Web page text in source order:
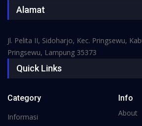
Alamat
Jl. Pelita II, Sidoharjo, Kec. Pringsewu,
Pringsewu, Lampung 35373
Quick Links
Category
Informasi
Info
About